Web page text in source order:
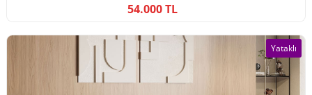
54.000 TL
Yataklı